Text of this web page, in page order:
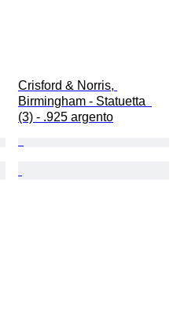
Crisford & Norris,
Birmingham - Statuetta
(3) - .925 argento